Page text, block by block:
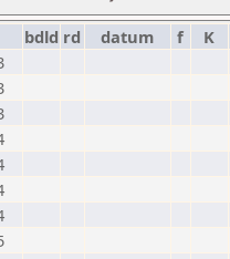
bdld rd datum f
K